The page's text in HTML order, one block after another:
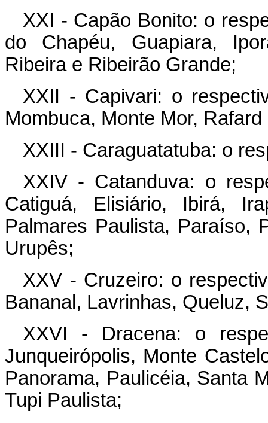
XXI - Capão Bonito: o
do Chapéu, Guapiara,
Ribeira e Ribeirão Grande;
XXII - Capivari: o
Mombuca, Monte Mor,
XXIII - Caraguatatuba: o
XXIV - Catanduva: o
Catiguá, Elisiário, Ibirá,
Palmares Paulista, Paraíso,
Urupês;
XXV - Cruzeiro: o
Bananal, Lavrinhas, Queluz,
XXVI - Dracena: o
Junqueirópolis, Monte
Panorama, Paulicéia, Santa
Tupi Paulista;